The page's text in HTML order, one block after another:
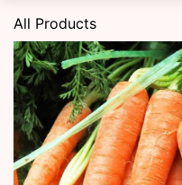
All Products